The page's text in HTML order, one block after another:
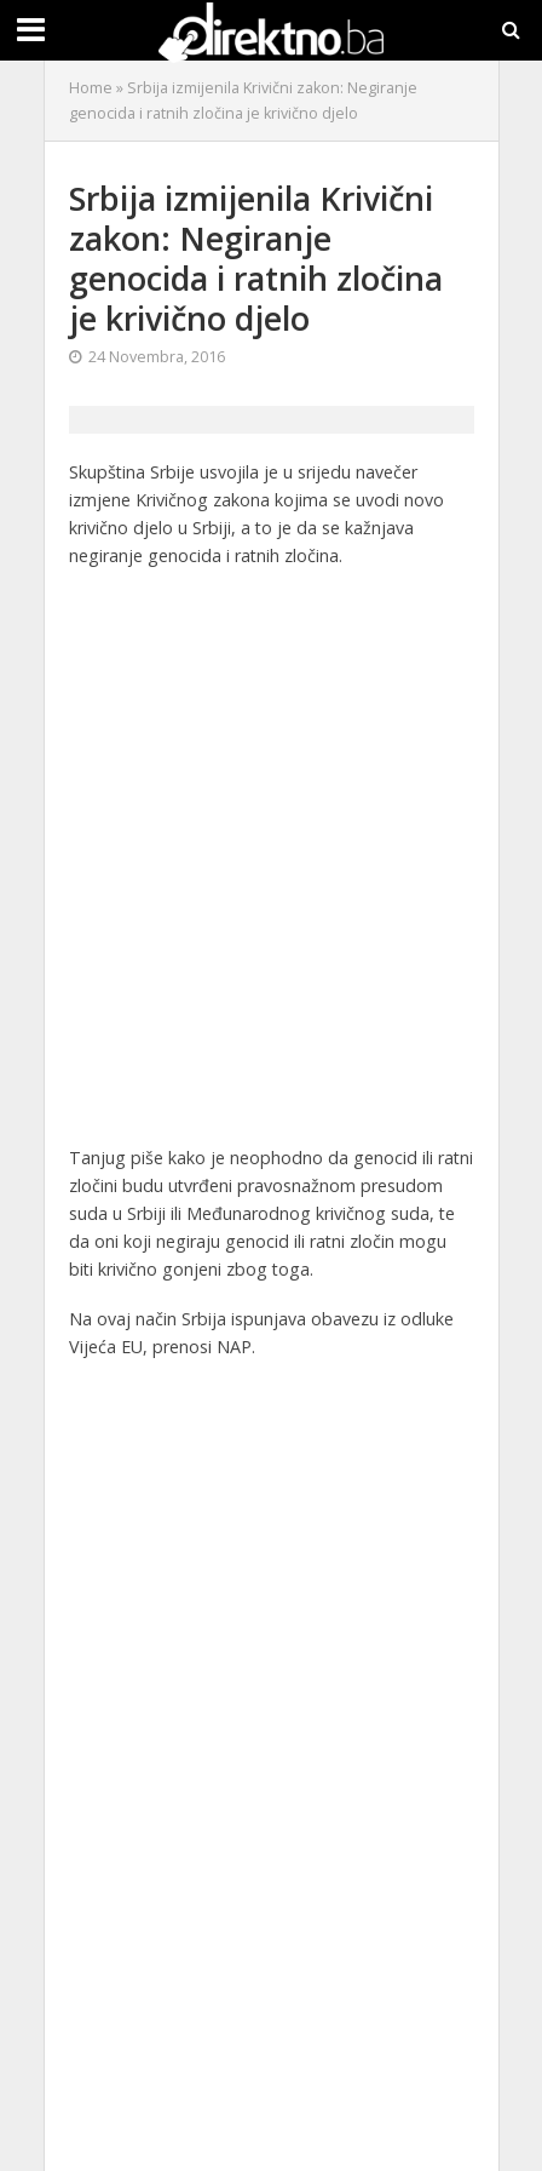
Home » Srbija izmijenila Krivični zakon: Negiranje
genocida i ratnih zločina je krivično djelo
Srbija izmijenila Krivični
zakon: Negiranje
genocida i ratnih zločina
je krivično djelo
24 Novembra, 2016
Skupština Srbije usvojila je u srijedu navečer
izmjene Krivičnog zakona kojima se uvodi novo
krivično djelo u Srbiji, a to je da se kažnjava
negiranje genocida i ratnih zločina.
Tanjug piše kako je neophodno da genocid ili ratni
zločini budu utvrđeni pravosnažnom presudom
suda u Srbiji ili Međunarodnog krivičnog suda, te
da oni koji negiraju genocid ili ratni zločin mogu
biti krivično gonjeni zbog toga.
Na ovaj način Srbija ispunjava obavezu iz odluke
Vijeća EU, prenosi NAP.